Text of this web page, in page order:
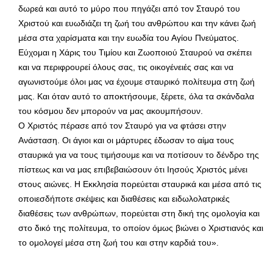
δωρεά και αυτό το μύρο που πηγάζει από τον Σταυρό του
Χριστού και ευωδιάζει τη ζωή του ανθρώπου και την κάνει ζωή
μέσα στα χαρίσματα και την ευωδία του Αγίου Πνεύματος.
Εύχομαι η Χάρις του Τιμίου και Ζωοποιού Σταυρού να σκέπει
και να περιφρουρεί όλους σας, τις οικογένειές σας και να
αγωνιστούμε όλοι μας να έχουμε σταυρικό πολίτευμα στη ζωή
μας. Και όταν αυτό το αποκτήσουμε, ξέρετε, όλα τα σκάνδαλα
του κόσμου δεν μπορούν να μας ακουμπήσουν.
Ο Χριστός πέρασε από τον Σταυρό για να φτάσει στην
Ανάσταση. Οι άγιοι και οι μάρτυρες έδωσαν το αίμα τους
σταυρικά για να τους τιμήσουμε και να ποτίσουν το δένδρο της
πίστεως και να μας επιβεβαιώσουν ότι Ιησούς Χριστός μένει
στους αιώνες. Η Εκκλησία πορεύεται σταυρικά και μέσα από τις
οποιεσδήποτε σκέψεις και διαθέσεις και ειδωλολατρικές
διαθέσεις των ανθρώπων, πορεύεται στη δική της ομολογία και
στο δικό της πολίτευμα, το οποίον όμως βιώνει ο Χριστιανός και
το ομολογεί μέσα στη ζωή του και στην καρδιά του».